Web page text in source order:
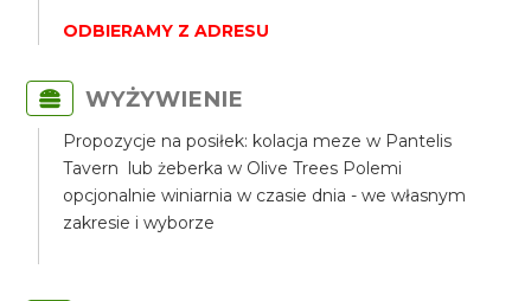
ODBIERAMY Z ADRESU
WYŻYWIENIE
Propozycje na posiłek: kolacja meze w Pantelis
Tavern lub żeberka w Olive Trees Polemi
opcjonalnie winiarnia w czasie dnia - we własnym
zakresie i wyborze